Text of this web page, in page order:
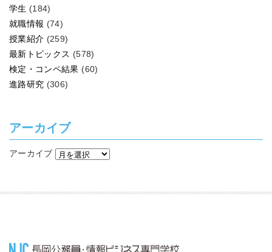
学生 (184)
就職情報 (74)
授業紹介 (259)
最新トピックス (578)
検定・コンペ結果 (60)
進路研究 (306)
アーカイブ
アーカイブ